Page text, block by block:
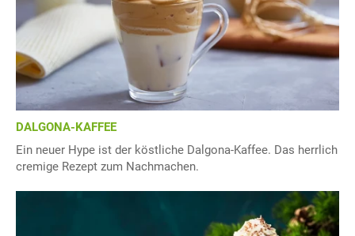
DALGONA-KAFFEE
Ein neuer Hype ist der köstliche Dalgona-Kaffee. Das herrlich
cremige Rezept zum Nachmachen.